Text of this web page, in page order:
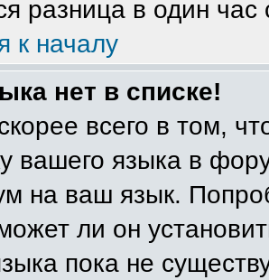
разница в один
к началу
нет в списке!
всего в том,
вашего языка в
на ваш язык.
ли он
пока не